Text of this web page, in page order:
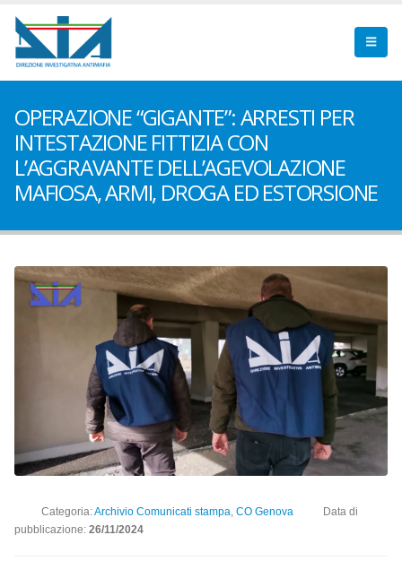
OPERAZIONE “GIGANTE”: ARRESTI PER
INTESTAZIONE FITTIZIA CON
L’AGGRAVANTE DELL’AGEVOLAZIONE
MAFIOSA, ARMI, DROGA ED ESTORSIONE
Categoria:Archivio Comunicati stampa, CO Genova
Data di
pubblicazione: 26/11/2024